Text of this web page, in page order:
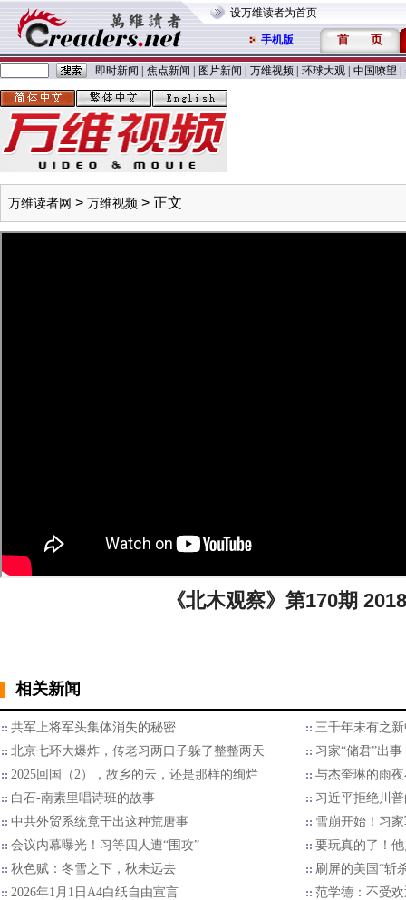
设万维读者为首页
手机版 首 页
即时新闻 焦点新闻 图片新闻 万维视频 环球大观 中国嘹望
万维读者网 > 万维视频 > 正文
《北木观察》第170期
相关新闻
共军上将军头集体消失的秘密
三千年未有之
北京七环大爆炸，传老习两口子躲了整整两天
习家“储君”出
2025回国（2），故乡的云，还是那样的绚烂
与杰奎琳的雨
白石-南素里唱诗班的故事
习近平拒绝川普
中共外贸系统竟干出这种荒唐事
雪崩开始！习
会议内幕曝光！习等四人遭“围攻”
要玩真的了！
秋色赋：冬雪之下，秋未远去
刷屏的美国“斩
2026年1月1日A4白纸自由宣言
范学德：不受